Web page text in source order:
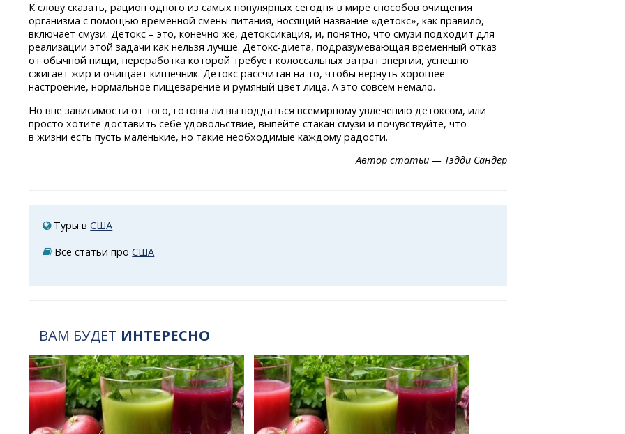
К слову сказать, рацион одного из самых популярных сегодня в мире способов очищения
организма с помощью временной смены питания, носящий название «детокс», как правило,
включает смузи. Детокс – это, конечно же, детоксикация, и, понятно, что смузи подходит для
реализации этой задачи как нельзя лучше.Детокс-диета, подразумевающая временный отказ
от обычной пищи, переработка которой требует колоссальных затрат энергии, успешно
сжигает жир и очищает кишечник. Детокс рассчитан на то, чтобы вернуть хорошее
настроение, нормальное пищеварение и румяный цвет лица. А это совсем немало.
Но вне зависимости от того, готовы ли вы поддаться всемирному увлечению детоксом, или
просто хотите доставить себе удовольствие, выпейте стакан смузи и почувствуйте, что
в жизни есть пусть маленькие, но такие необходимые каждому радости.
Автор статьи — Тэдди Сандер
Туры вСША
Все статьи проСША
ВАМ БУДЕТ ИНТЕРЕСНО